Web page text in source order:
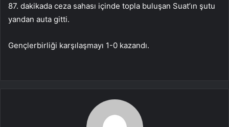
87. dakikada ceza sahası içinde topla buluşan Suat’ın şutu
yandan auta gitti.
Gençlerbirliği karşılaşmayı 1-0 kazandı.